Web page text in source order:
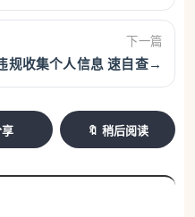
下一篇
规收集个人信息 速自查→
🔖 稍后阅读